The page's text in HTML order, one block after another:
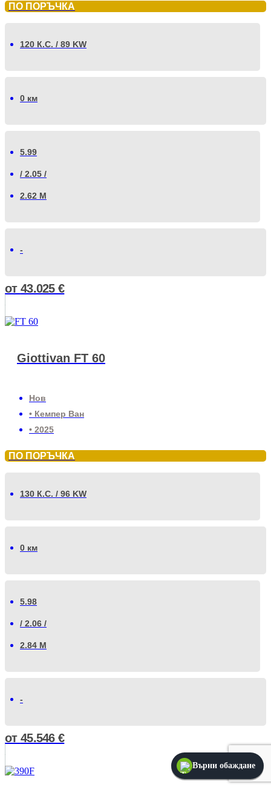
Върни обаждане
ПО ПОРЪЧКА
120 К.С. / 89 KW
0 км
5.99
/ 2.05 /
2.62 М
-
от 43.025€
Giottivan FT 60
Нов
• Кемпер Ван
• 2025
ПО ПОРЪЧКА
130 К.С. / 96 KW
0 км
5.98
/ 2.06 /
2.84 М
-
от 45.546€